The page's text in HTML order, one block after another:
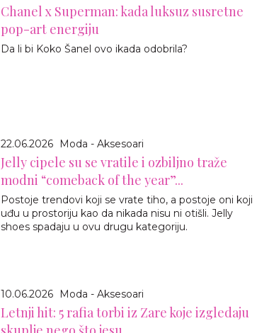
Chanel x Superman: kada luksuz susretne
pop-art energiju
Da li bi Koko Šanel ovo ikada odobrila?
22.06.2026 Moda - Aksesoari
Jelly cipele su se vratile i ozbiljno traže
modni “comeback of the year”...
Postoje trendovi koji se vrate tiho, a postoje oni koji
uđu u prostoriju kao da nikada nisu ni otišli. Jelly
shoes spadaju u ovu drugu kategoriju.
10.06.2026 Moda - Aksesoari
Letnji hit: 5 rafia torbi iz Zare koje izgledaju